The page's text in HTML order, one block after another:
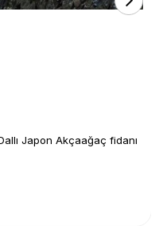
Japon Akçaağaç fidanı